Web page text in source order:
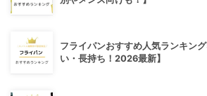
フライパンおすすめ人気ランキン
い・長持ち！2026最新】